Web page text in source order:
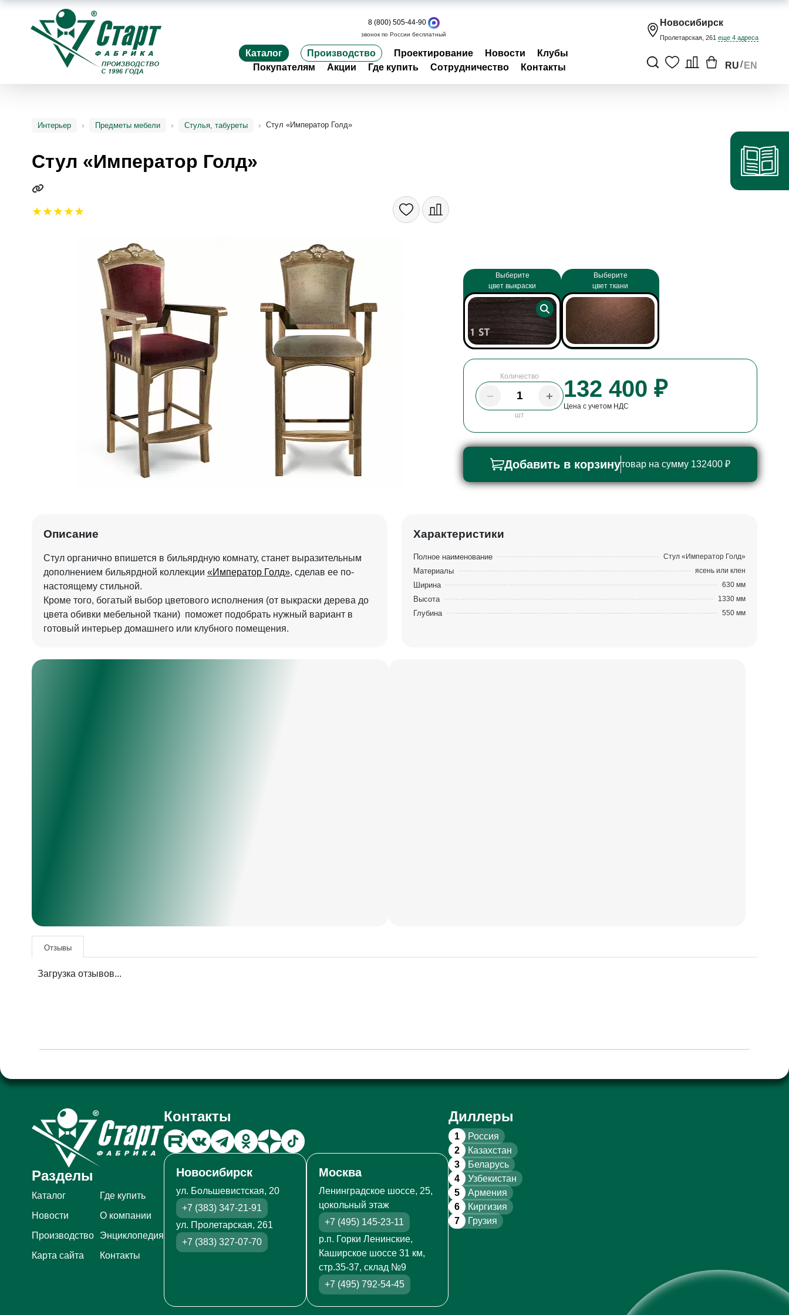
8 (800) 505-44-90
звонок по России бесплатный
Каталог Производство Проектирование Новости
Клубы
Покупателям
Акции Где купить Сотрудничество Контакты
Новосибирск
Пролетарская, 261 еще 4 адреса
RU/ EN
Интерьер Предметы мебели Стулья, табуреты Стул «Император Голд»
Стул «Император Голд»
132 400 ₽
Цена с учетом НДС
Количество
шт
Добавить в корзинутовар на сумму 132400 ₽
Выберите
цвет выкраски
Выберите
цвет ткани
Описание
Стул органично впишется в бильярдную комнату, станет выразительным
дополнением бильярдной коллекции «Император Голд», сделав ее по-
настоящему стильной.
Кроме того, богатый выбор цветового исполнения (от выкраски дерева до
цвета обивки мебельной ткани) поможет подобрать нужный вариант в
готовый интерьер домашнего или клубного помещения.
Характеристики
Полное наименование Стул «Император Голд»
Материалы ясень или клен
Ширина 630 мм
Высота 1330 мм
Глубина 550 мм
Отзывы
Загрузка отзывов...
Разделы
Каталог
Где купить
Новости
О компании
Производство
Энциклопедия
Карта сайта
Контакты
Контакты
Новосибирск
ул. Большевистская, 20
+7 (383) 347-21-91
ул. Пролетарская, 261
+7 (383) 327-07-70
Москва
Ленинградское шоссе, 25,
цокольный этаж
+7 (495) 145-23-11
р.п. Горки Ленинские,
Каширское шоссе 31 км,
стр.35-37, склад №9
+7 (495) 792-54-45
Диллеры
1
Россия
2
Казахстан
3
Беларусь
4
Узбекистан
5
Армения
6
Киргизия
7
Грузия